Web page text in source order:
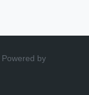
Powered by